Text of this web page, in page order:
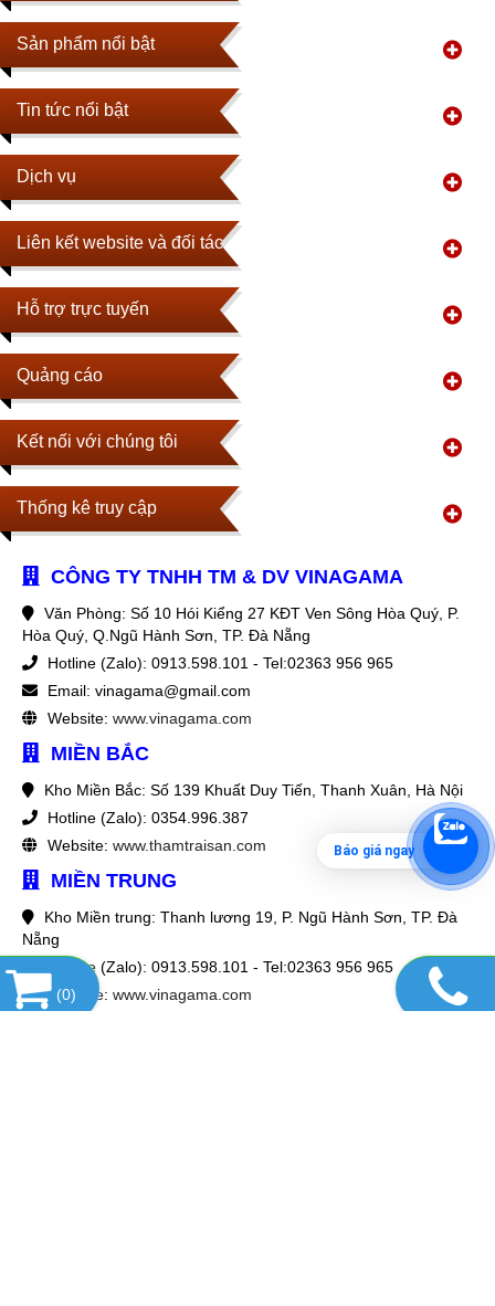
Báo giá ngay
Sản phẩm nổi bật
Tin tức nổi bật
Dịch vụ
Liên kết website và đối tác
Hỗ trợ trực tuyến
Quảng cáo
Kết nối với chúng tôi
Thống kê truy cập
CÔNG TY TNHH TM & DV VINAGAMA
Văn Phòng: Số 10 Hói Kiểng 27 KĐT Ven Sông Hòa Quý, P.
Hòa Quý, Q.Ngũ Hành Sơn, TP. Đà Nẵng
Hotline (Zalo): 0913.598.101 - Tel:02363 956 965
Email: vinagama@gmail.com
Website: www.vinagama.com
MIỀN BẮC
Kho Miền Bắc: Số 139 Khuất Duy Tiến, Thanh Xuân, Hà Nội
Hotline (Zalo): 0354.996.387
Website: www.thamtraisan.com
MIỀN TRUNG
Kho Miền trung: Thanh lương 19, P. Ngũ Hành Sơn, TP. Đà
Nẵng
Hotline (Zalo): 0913.598.101 - Tel:02363 956 965
Website: www.vinagama.com
(0)